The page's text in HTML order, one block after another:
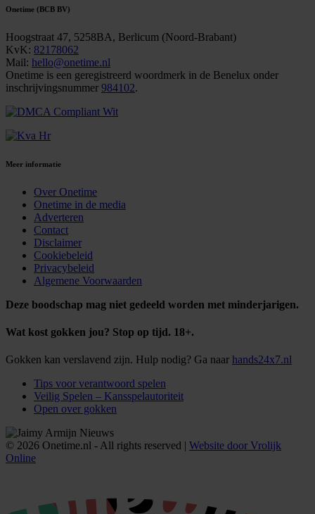
Onetime (BCB BV)
Hoogstraat 47, 5258BA, Berlicum (Noord-Brabant)
KvK: 82178062
Mail: hello@onetime.nl
Onetime is een geregistreerd woordmerk in de Benelux onder
inschrijvingsnummer 984102.
Meer informatie
Over Onetime
Onetime in de media
Adverteren
Contact
Disclaimer
Cookiebeleid
Privacybeleid
Algemene Voorwaarden
Deze boodschap mag niet gedeeld worden met minderjarigen.
Wat kost gokken jou? Stop op tijd. 18+.
Gokken kan verslavend zijn. Hulp nodig? Ga naar hands24x7.nl
Tips voor verantwoord spelen
Veilig Spelen – Kansspelautoriteit
Open over gokken
© 2026 Onetime.nl - All rights reserved | Website door Vrolijk
Online